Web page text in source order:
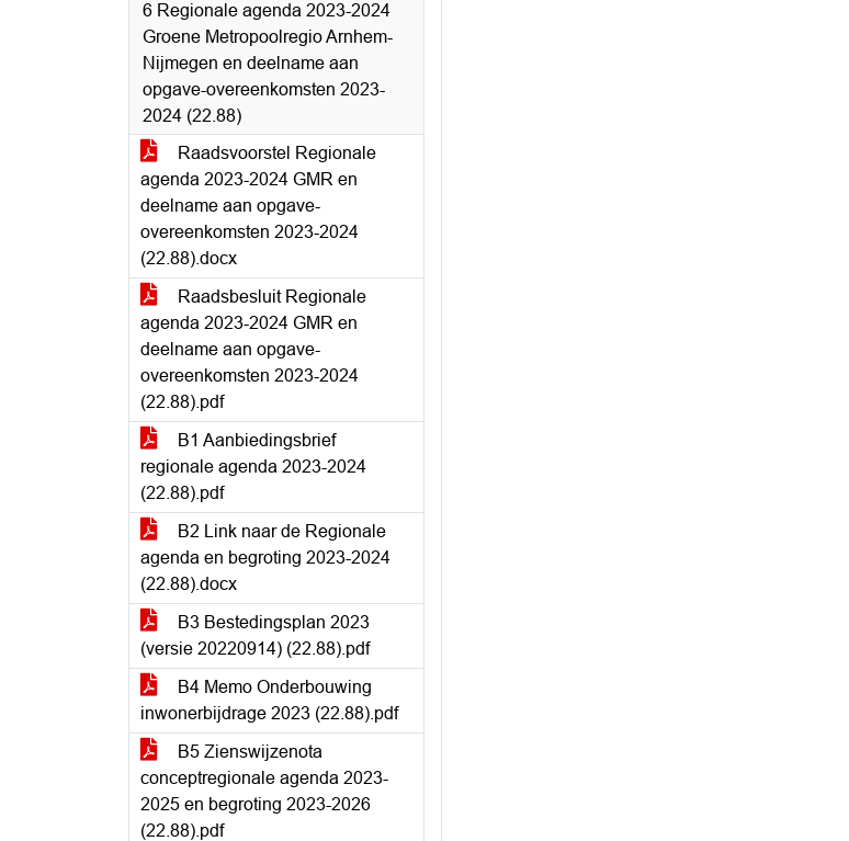
6 Regionale agenda 2023-2024
Groene Metropoolregio Arnhem-
Nijmegen en deelname aan
opgave-overeenkomsten 2023-
2024 (22.88)
Raadsvoorstel Regionale
agenda 2023-2024 GMR en
deelname aan opgave-
overeenkomsten 2023-2024
(22.88).docx
Raadsbesluit Regionale
agenda 2023-2024 GMR en
deelname aan opgave-
overeenkomsten 2023-2024
(22.88).pdf
B1 Aanbiedingsbrief
regionale agenda 2023-2024
(22.88).pdf
B2 Link naar de Regionale
agenda en begroting 2023-2024
(22.88).docx
B3 Bestedingsplan 2023
(versie 20220914) (22.88).pdf
B4 Memo Onderbouwing
inwonerbijdrage 2023 (22.88).pdf
B5 Zienswijzenota
conceptregionale agenda 2023-
2025 en begroting 2023-2026
(22.88).pdf